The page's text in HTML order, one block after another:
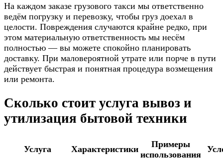
На каждом заказе грузового такси мы ответственно
ведём погрузку и перевозку, чтобы груз доехал в
целости. Повреждения случаются крайне редко, при
этом материальную ответственность мы несём
полностью — вы можете спокойно планировать
доставку. При маловероятной утрате или порче в пути
действует быстрая и понятная процедура возмещения
или ремонта.
Сколько стоит услуга вывоз и
утилизация бытовой техники
Услуга Характеристики
Примеры
использования